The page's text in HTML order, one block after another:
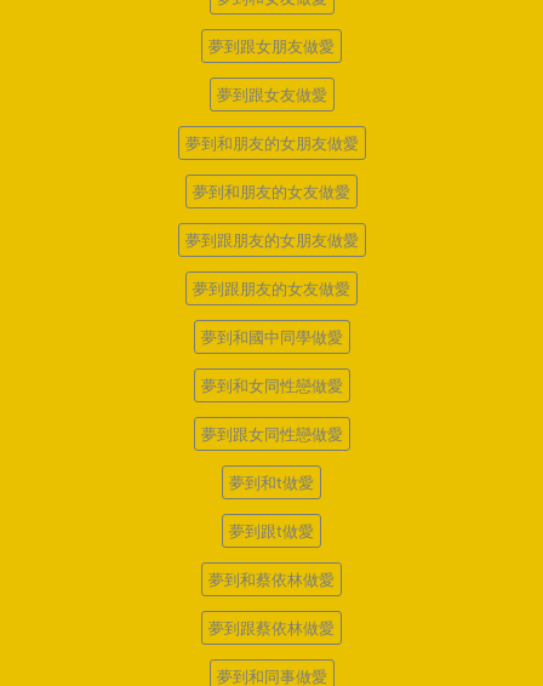
夢到跟女朋友做愛
夢到跟女友做愛
夢到和朋友的女朋友做愛
夢到和朋友的女友做愛
夢到跟朋友的女朋友做愛
夢到跟朋友的女友做愛
夢到和國中同學做愛
夢到和女同性戀做愛
夢到跟女同性戀做愛
夢到和t做愛
夢到跟t做愛
夢到和蔡依林做愛
夢到跟蔡依林做愛
夢到和同事做愛